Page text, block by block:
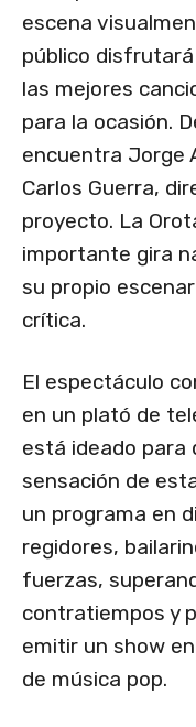
escena
público
las mejores
para la ocasión.
encuentra Jorge
Carlos Guerra,
proyecto. La
importante gira
su propio
crítica.
El espectáculo
en un plató de
está ideado para
sensación de
un programa en
regidores,
fuerzas,
contratiempos y
emitir un show
de música pop.